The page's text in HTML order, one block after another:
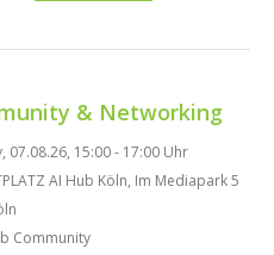
& Networking
07.08.26, 15:00 - 17:00 Uhr
AI Hub Köln, Im Mediapark 5
Community